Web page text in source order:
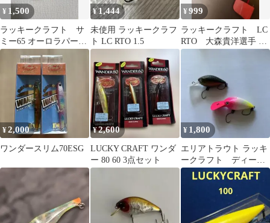
¥ 1,500
ラッキークラフト サ
ミー65 オーロラパープ
ル
¥1,444
未使用 ラッキークラフ
ト LC RTO 1.5
¥999
ラッキークラフト LC
RTO 大森貴洋選手 バ
スマスタークラシック
¥2,000
ワンダースリム70ESG
¥2,600
LUCKY CRAFT ワンダ
ー 80 60 3点セット
¥ 1,800
エリアトラウト ラッキ
ークラフト ディープ
クラピーLCMAX 黒ま
んじゅう